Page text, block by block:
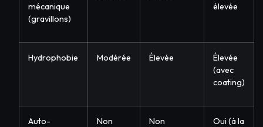
mécanique
(gravillons)
élevée
Hydrophobie Modérée Élevée
Élevée
(avec
coating)
Auto-
Non Non
Oui (à la